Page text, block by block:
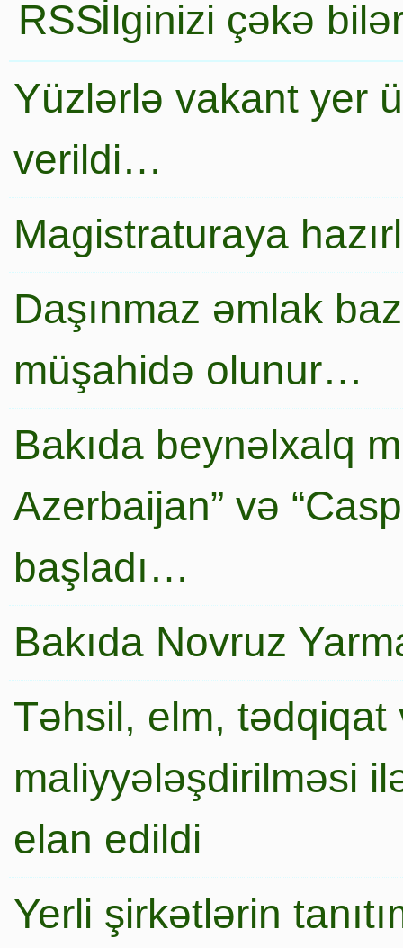
İlginizi çəkə
Yüzlərlə vakant yer
verildi…
Magistraturaya
Daşınmaz əmlak
müşahidə olunur…
Bakıda beynəlxalq
Azerbaijan” və
başladı…
Bakıda Novruz
Təhsil, elm,
maliyyələşdirilməsi
elan edildi
Yerli şirkətlərin